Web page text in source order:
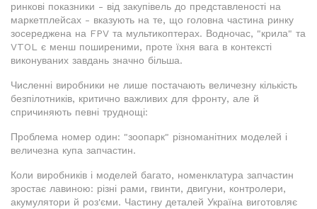
ринкові показники - від закупівель до представленості на
маркетплейсах - вказують на те, що головна частина ринку
зосереджена на FPV та мультикоптерах. Водночас, "крила" та
VTOL є менш поширеними, проте їхня вага в контексті
виконуваних завдань значно більша.
Численні виробники не лише постачають величезну кількість
безпілотників, критично важливих для фронту, але й
спричиняють певні труднощі:
Проблема номер один: "зоопарк" різноманітних моделей і
величезна купа запчастин.
Коли виробників і моделей багато, номенклатура запчастин
зростає лавиною: різні рами, гвинти, двигуни, контролери,
акумулятори й роз'єми. Частину деталей Україна виготовляє